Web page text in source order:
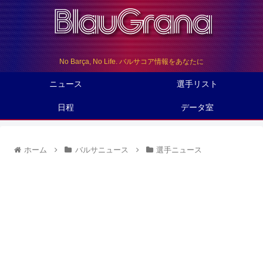
No Barça, No Life. バルサコア情報をあなたに
ニュース 選手リスト
日程 データ室
ホーム バルサニュース 選手ニュース